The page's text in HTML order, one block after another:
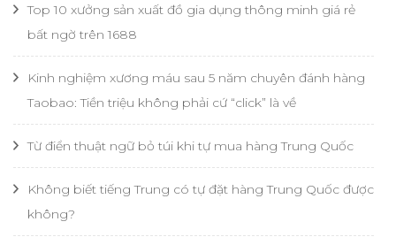
Top 10 xưởng sản xuất đồ gia dụng thông minh giá rẻ
bất ngờ trên 1688
Kinh nghiệm xương máu sau 5 năm chuyên đánh hàng
Taobao: Tiền triệu không phải cứ “click” là về
Từ điển thuật ngữ bỏ túi khi tự mua hàng Trung Quốc
Không biết tiếng Trung có tự đặt hàng Trung Quốc được
không?